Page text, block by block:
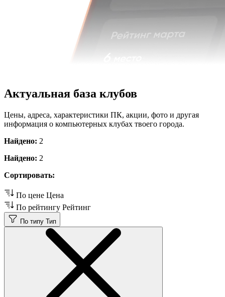
Актуальная база клубов
Цены, адреса, характеристики ПК, акции, фото и другая
информация о компьютерных клубах твоего города.
Найдено: 2
Найдено: 2
Сортировать:
По цене Цена
По рейтингу Рейтинг
По типу Тип